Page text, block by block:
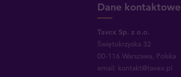
Dane kontaktowe
Tavex Sp. z o.o.
Świętokrzyska 32
00-116 Warszawa, Polska
email: kontakt@tavex.pl